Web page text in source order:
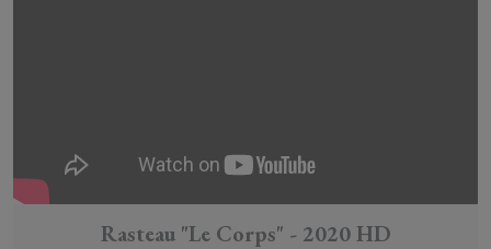
Rasteau "Le Corps" - 2020 HD